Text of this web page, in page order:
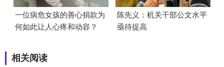
一位病危女孩的善心捐款为
何如此让人心疼和动容？
陈先义：机关干部公文水平
亟待提高
相关阅读